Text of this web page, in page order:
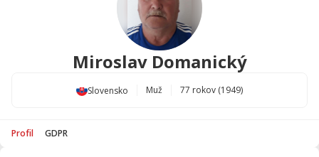
Miroslav Domanický
Slovensko Muž 77 rokov (1949)
Profil GDPR